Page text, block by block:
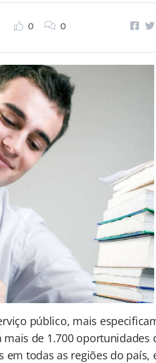
0 0
público, mais
de 1.700 oportunidades
em todas as regiões do país,